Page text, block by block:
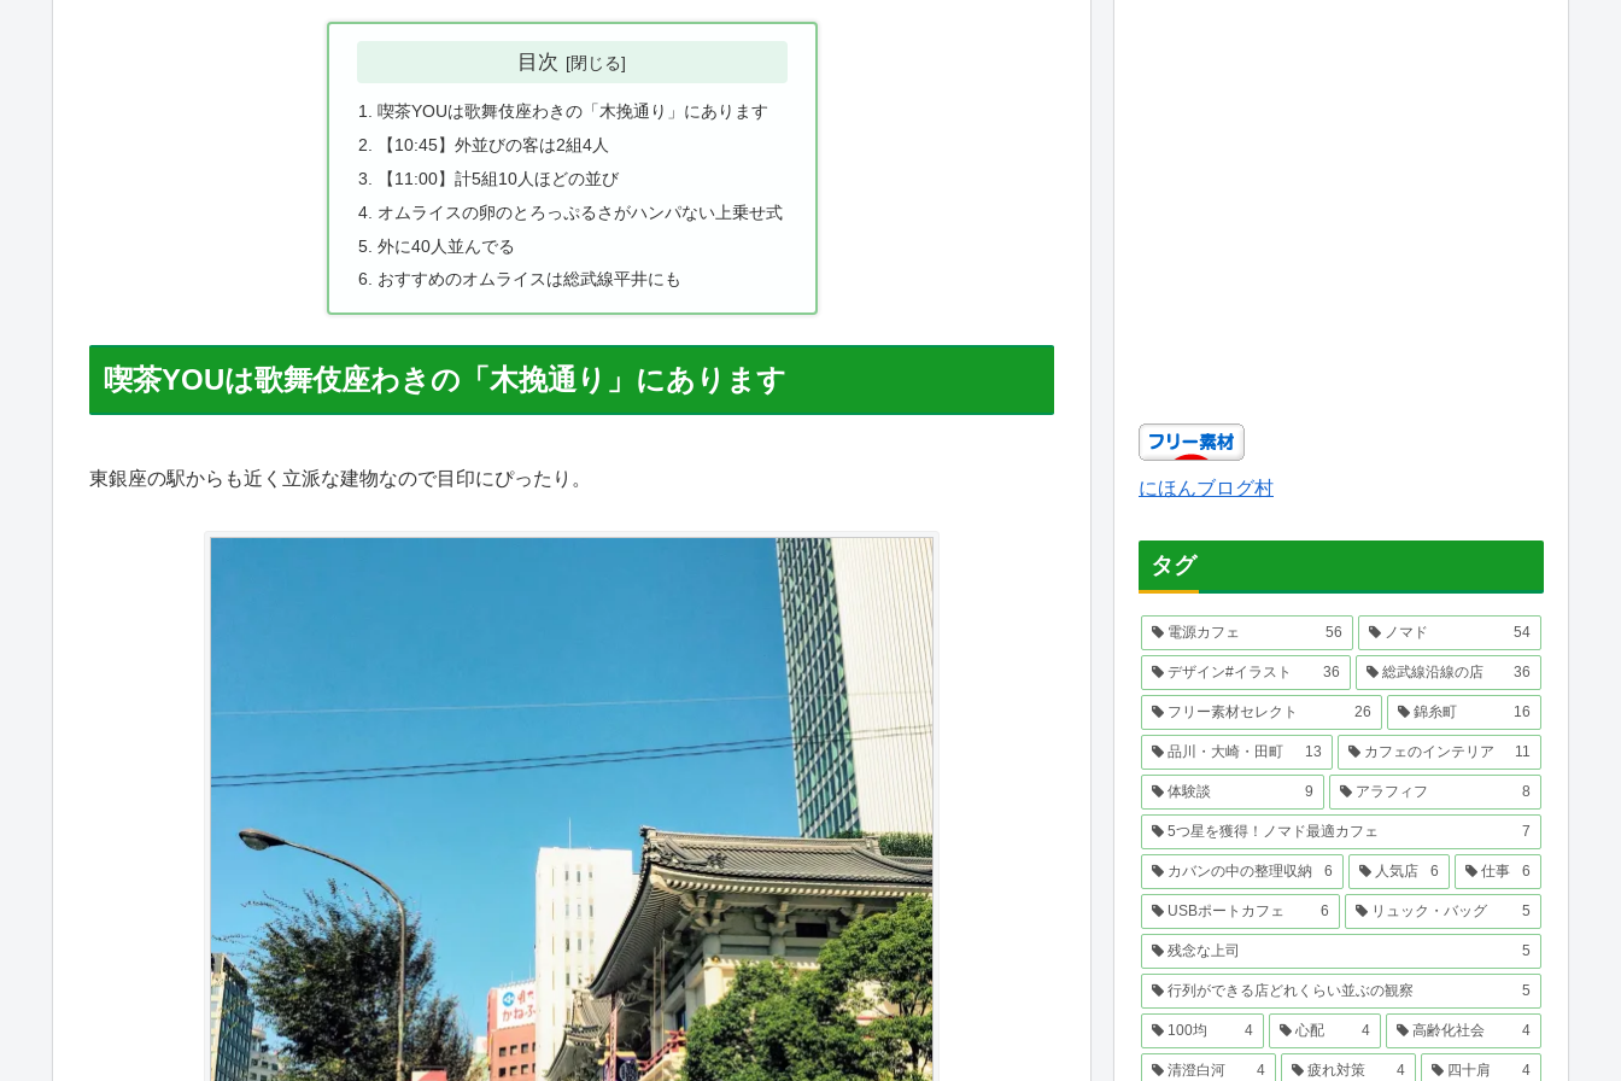
目次
喫茶YOUは歌舞伎座わきの「木挽通り」にあります
【10:45】外並びの客は2組4人
【11:00】計5組10人ほどの並び
オムライスの卵のとろっぷるさがハンパない上乗せ式
外に40人並んでる
おすすめのオムライスは総武線平井にも
喫茶YOUは歌舞伎座わきの「木挽通り」にあります
東銀座の駅からも近く立派な建物なので目印にぴったり。 にほんブログ村
タグ
電源カフェ 56 ノマド 54
デザイン#イラスト 36 総武線沿線の店 36
フリー素材セレクト 26 錦糸町 16
品川・大崎・田町 13 カフェのインテリア 11
体験談 9 アラフィフ 8
5つ星を獲得！ノマド最適カフェ 7
カバンの中の整理収納 6 人気店 6 仕事 6
USBポートカフェ 6 リュック・バッグ 5
残念な上司 5
行列ができる店どれくらい並ぶの観察 5
100均 4 心配 4 高齢化社会 4
清澄白河 4 疲れ対策 4 四十肩 4